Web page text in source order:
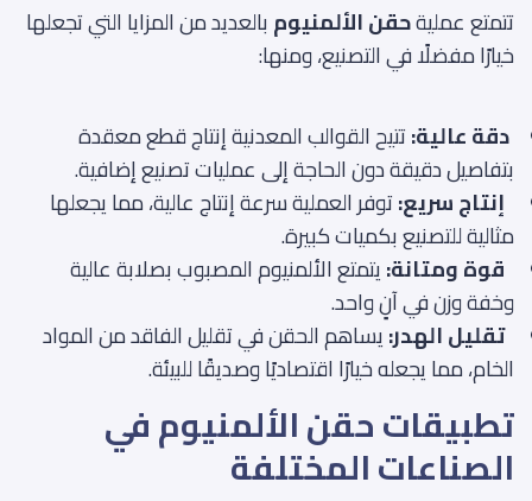
تتمتع عمليةحقن الألمنيوم بالعديد من المزايا التي تجعلها
خيارًا مفضلًا في التصنيع، ومنها:
دقة عالية:تتيح القوالب المعدنية إنتاج قطع معقدة
بتفاصيل دقيقة دون الحاجة إلى عمليات تصنيع إضافية.
إنتاج سريع:توفر العملية سرعة إنتاج عالية، مما يجعلها
مثالية للتصنيع بكميات كبيرة.
قوة ومتانة:يتمتع الألمنيوم المصبوب بصلابة عالية
وخفة وزن في آنٍ واحد.
تقليل الهدر:يساهم الحقن في تقليل الفاقد من المواد
الخام، مما يجعله خيارًا اقتصاديًا وصديقًا للبيئة.
تطبيقات حقن الألمنيوم في
الصناعات المختلفة